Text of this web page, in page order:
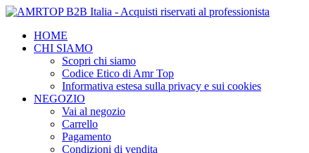
HOME
CHI SIAMO
Scopri chi siamo
Codice Etico di Amr Top
Informativa estesa sulla privacy e sui cookies
NEGOZIO
Vai al negozio
Carrello
Pagamento
Condizioni di vendita